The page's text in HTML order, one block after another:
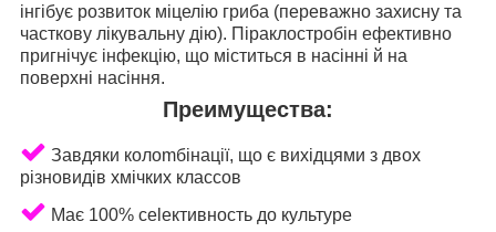
інгібує розвиток міцелію гриба (переважно захисну та
часткову лікувальну дію). Піраклостробін ефективно
пригнічує інфекцію, що міститься в насінні й на
поверхні насіння.
Пpeимущecтвa:
Завдяки колomбінації, що є вихідцями з двох
різновидів xмічких клaccoв
Має 100% celeктивнocть до культуpe